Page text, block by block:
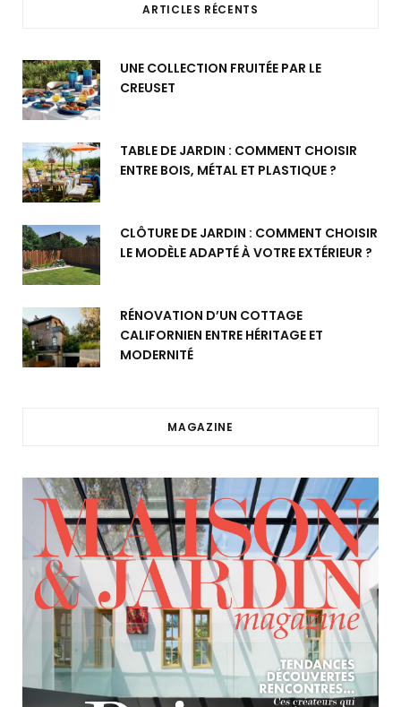
ARTICLES RÉCENTS
UNE COLLECTION FRUITÉE PAR LE
CREUSET
TABLE DE JARDIN : COMMENT CHOISIR
ENTRE BOIS, MÉTAL ET PLASTIQUE ?
CLÔTURE DE JARDIN : COMMENT CHOISIR
LE MODÈLE ADAPTÉ À VOTRE EXTÉRIEUR ?
RÉNOVATION D’UN COTTAGE
CALIFORNIEN ENTRE HÉRITAGE ET
MODERNITÉ
MAGAZINE